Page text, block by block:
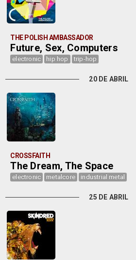
THE POLISH AMBASSADOR
Future, Sex, Computers
electronic hip hop trip-hop
20 DE ABRIL
CROSSFAITH
The Dream, The Space
electronic metalcore industrial metal
25 DE ABRIL